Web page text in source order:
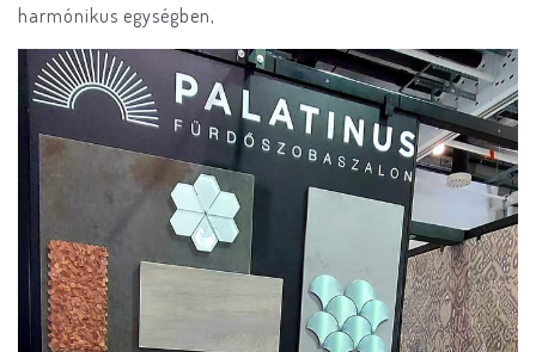
harmónikus egységben,